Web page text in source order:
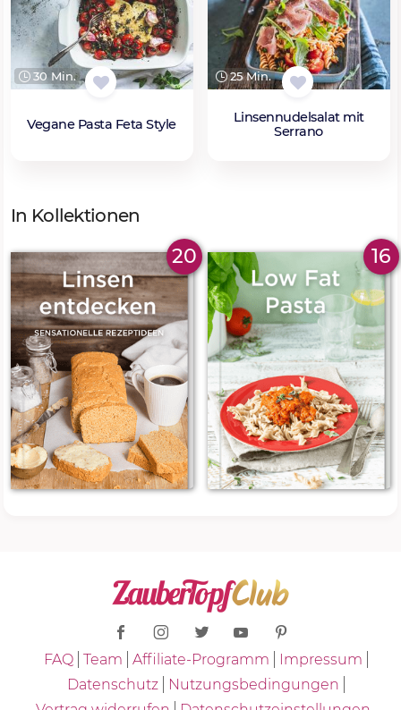
30 Min.
Vegane Pasta Feta Style
25 Min.
Linsennudelsalat mit
Serrano
In Kollektionen
20 16
FAQ Team Affiliate-Programm
Impressum
Datenschutz
Nutzungsbedingungen